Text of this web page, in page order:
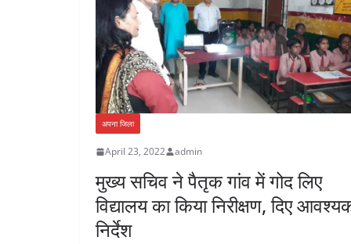
अपना जिला
April 23, 2022 admin
मुख्य सचिव ने पैतृक गांव में गोद लिए
विद्यालय का किया निरीक्षण, दिए
निर्देश